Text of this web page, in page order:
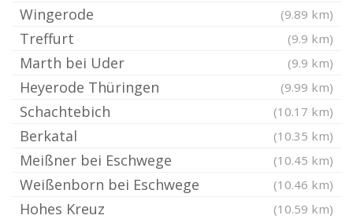
Wingerode (9.89 km)
Treffurt (9.9 km)
Marth bei Uder (9.9 km)
Heyerode Thüringen (9.99 km)
Schachtebich (10.17 km)
Berkatal (10.35 km)
Meißner bei Eschwege (10.45 km)
Weißenborn bei Eschwege (10.46 km)
Hohes Kreuz (10.59 km)